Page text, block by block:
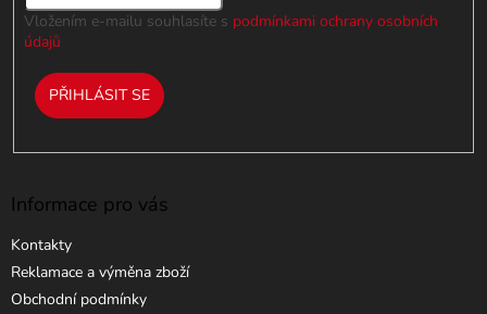
Vložením e-mailu souhlasíte s podmínkami ochrany osobních
údajů
PŘIHLÁSIT SE
Informace pro vás
Kontakty
Reklamace a výměna zboží
Obchodní podmínky